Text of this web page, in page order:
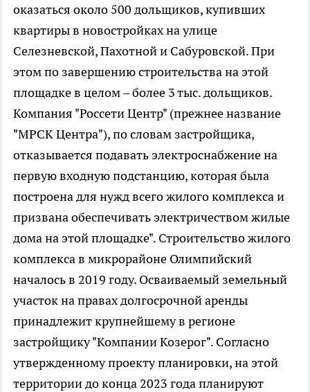
оказаться около 500 дольщиков, купивших
квартиры в новостройках на улице
Селезневской, Пахотной и Сабуровской. При
этом по завершению строительства на этой
площадке в целом – более 3 тыс. дольщиков.
Компания "Россети Центр" (прежнее название
"МРСК Центра"), по словам застройщика,
отказывается подавать электроснабжение на
первую входную подстанцию, которая была
построена для нужд всего жилого комплекса и
призвана обеспечивать электричеством жилые
дома на этой площадке". Строительство жилого
комплекса в микрорайоне Олимпийский
началось в 2019 году. Осваиваемый земельный
участок на правах долгосрочной аренды
принадлежит крупнейшему в регионе
застройщику "Компании Козерог". Согласно
утвержденному проекту планировки, на этой
территории до конца 2023 года планируют